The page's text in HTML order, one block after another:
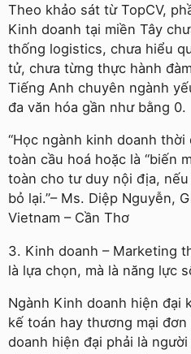
Theo khảo sát từ TopCV,
Kinh doanh tại miền Tây
thống logistics, chưa hiểu
tử, chưa từng thực hành
Tiếng Anh chuyên ngành
đa văn hóa gần như bằng 0.
“Học ngành kinh doanh
toàn cầu hoá hoặc là “biến
toàn cho tư duy nội địa,
bỏ lại.”– Ms. Diệp Nguyễn,
Vietnam – Cần Thơ
3. Kinh doanh – Marketing
là lựa chọn, mà là năng lực
Ngành Kinh doanh hiện đại
kế toán hay thương mại
doanh hiện đại phải là